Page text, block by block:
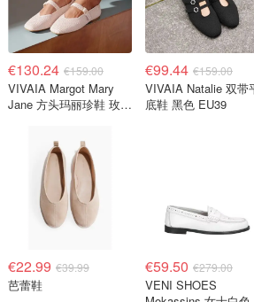
€130.24 €159.00
VIVAIA Margot Mary
Jane 方头玛丽珍鞋 玫瑰
€99.44 €159.00
VIVAIA Natalie 双带
底鞋 黑色 EU39
€22.99 €39.99
芭蕾鞋
€59.50 €279.00
VENI SHOES